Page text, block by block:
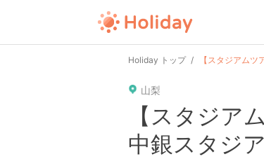
Holiday トップ 【スタジアム
山梨
【スタジア
中銀スタジ